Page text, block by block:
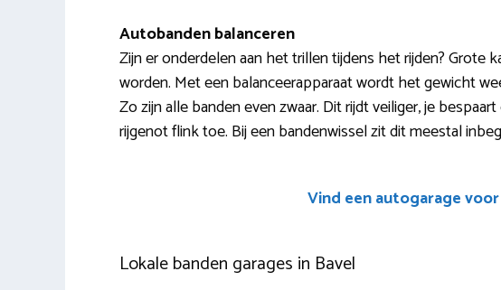
Autobanden balanceren
Zijn er onderdelen aan het trillen tijdens het rijden? Grote
worden. Met een balanceerapparaat wordt het gewicht
Zo zijn alle banden even zwaar. Dit rijdt veiliger, je
rijgenot flink toe. Bij een bandenwissel zit dit meestal
Vind een autogarage
Lokale banden garages in Bavel